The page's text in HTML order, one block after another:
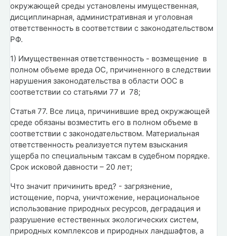
окружающей среды установлены имущественная,
дисциплинарная, административная и уголовная
ответственность в соответствии с законодательством
РФ.
1) Имущественная ответственность - возмещение в
полном объеме вреда ОС, причиненного в следствии
нарушения законодательства в области ООС в
соответствии со статьями 77 и 78;
Статья 77. Все лица, причинившие вред окружающей
среде обязаны возместить его в полном объеме в
соответствии с законодательством. Материальная
ответственность реализуется путем взыскания
ущерба по специальным таксам в судебном порядке.
Срок исковой давности – 20 лет;
Что значит причинить вред? - загрязнение,
истощение, порча, уничтожение, нерациональное
использование природных ресурсов, деградация и
разрушение естественных экологических систем,
природных комплексов и природных ландшафтов, а